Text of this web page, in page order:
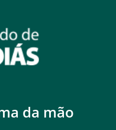
da mão